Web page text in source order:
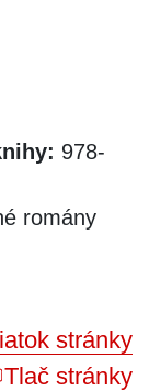
978-
romány
stránky
Tlač stránky